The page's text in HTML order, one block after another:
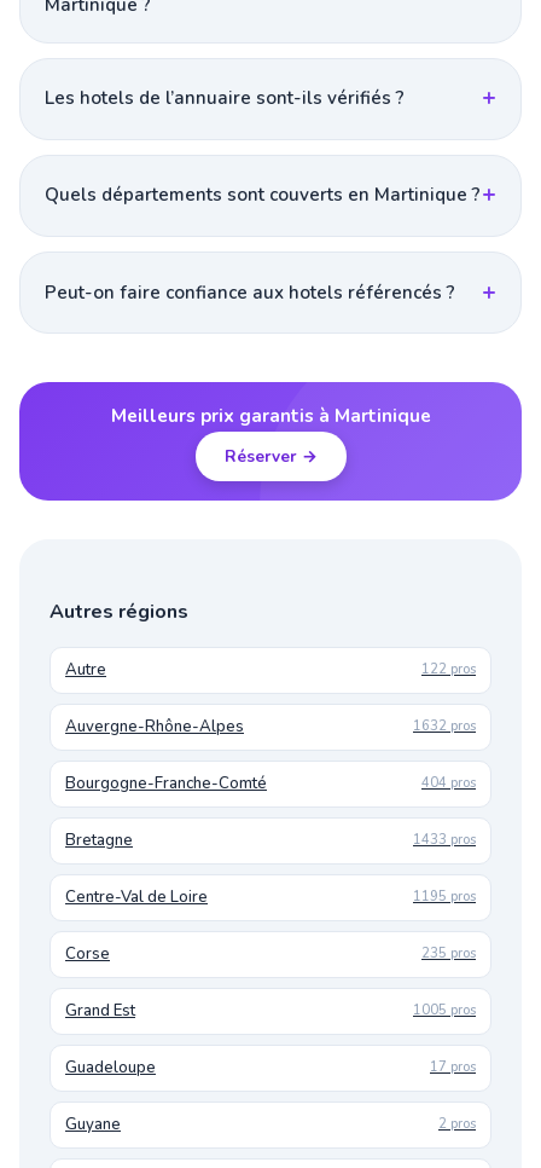
Martinique ?
Les hotels de l’annuaire sont-ils vérifiés ?
Quels départements sont couverts en Martinique ?
Peut-on faire confiance aux hotels référencés ?
Meilleurs prix garantis à Martinique
Réserver →
Autres régions
Autre 122 pros
Auvergne-Rhône-Alpes 1632 pros
Bourgogne-Franche-Comté 404 pros
Bretagne 1433 pros
Centre-Val de Loire 1195 pros
Corse 235 pros
Grand Est 1005 pros
Guadeloupe 17 pros
Guyane 2 pros